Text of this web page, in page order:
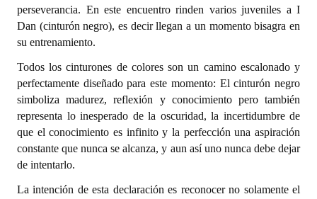
Noticias Destacadas
Registros y Distinciones
Datos Históricos
Premio al Mérito - Registro
Audiencias Públicas - Registro
Mujeres que Dejaron Huellas - Registro
Periodistas Decanos - Registro
perseverancia. En este encuentro rinden varios juveniles a I
Dan (cinturón negro), es decir llegan a un momento bisagra en
su entrenamiento.
Todos los cinturones de colores son un camino escalonado y
perfectamente diseñado para este momento: El cinturón negro
simboliza madurez, reflexión y conocimiento pero también
representa lo inesperado de la oscuridad, la incertidumbre de
que el conocimiento es infinito y la perfección una aspiración
constante que nunca se alcanza, y aun así uno nunca debe dejar
de intentarlo.
La intención de esta declaración es reconocer no solamente el